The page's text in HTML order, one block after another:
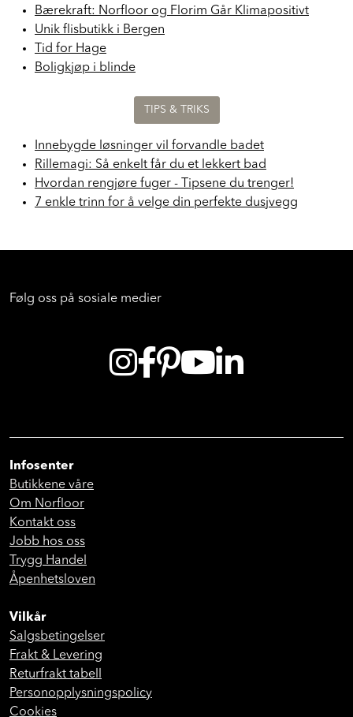
Bærekraft: Norfloor og Florim Går Klimapositivt
Unik flisbutikk i Bergen
Tid for Hage
Boligkjøp i blinde
TIPS & TRIKS
Innebygde løsninger vil forvandle badet
Rillemagi: Så enkelt får du et lekkert bad
Hvordan rengjøre fuger - Tipsene du trenger!
7 enkle trinn for å velge din perfekte dusjvegg
Følg oss på sosiale medier
Infosenter
Butikkene våre
Om Norfloor
Kontakt oss
Jobb hos oss
Trygg Handel
Åpenhetsloven
Vilkår
Salgsbetingelser
Frakt & Levering
Returfrakt tabell
Personopplysningspolicy
Cookies